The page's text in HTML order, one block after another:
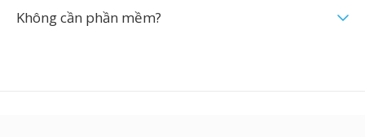
Không cần phần mềm?